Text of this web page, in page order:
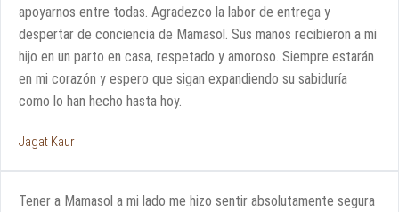
apoyarnos entre todas. Agradezco la labor de entrega y
despertar de conciencia de Mamasol. Sus manos recibieron a mi
hijo en un parto en casa, respetado y amoroso. Siempre estarán
en mi corazón y espero que sigan expandiendo su sabiduría
como lo han hecho hasta hoy.
Jagat Kaur
Tener a Mamasol a mi lado me hizo sentir absolutamente segura